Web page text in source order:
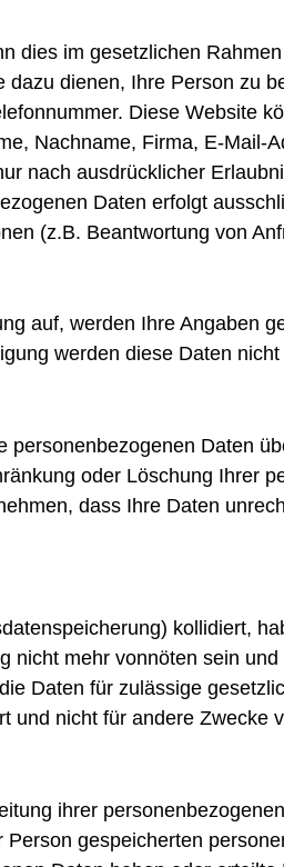
dies im gesetzlichen
dienen, Ihre Person zu
Diese Website
Nachname, Firma, E-Mail-
nach ausdrücklicher
Daten erfolgt
(z.B. Beantwortung von
auf, werden Ihre Angaben
werden diese Daten
Daten
oder Löschung Ihrer
dass Ihre Daten
kollidiert,
nicht mehr vonnöten sein
Daten für zulässige
und nicht für andere Zwecke
ihrer
gespeicherten